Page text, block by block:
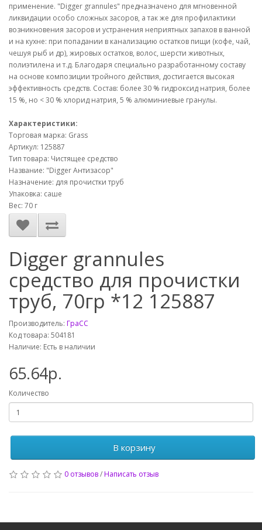
применение. "Digger grannules" предназначено для мгновенной
ликвидации особо сложных засоров, а так же для профилактики
возникновения засоров и устранения неприятных запахов в ванной
и на кухне: при попадании в канализацию остатков пищи (кофе, чай,
чешуя рыб и др), жировых остатков, волос, шерсти животных,
полиэтилена и т.д. Благодаря специально разработанному составу
на основе композиции тройного действия, достигается высокая
эффективность средств. Состав: более 30 % гидроксид натрия, более
15 %, но < 30 % хлорид натрия, 5 % алюминиевые гранулы.
Характеристики:
Торговая марка: Grass
Артикул: 125887
Тип товара: Чистящее средство
Название: "Digger Антизасор"
Назначение: для прочистки труб
Упаковка: саше
Вес: 70 г
Digger grannules
средство для прочистки
труб, 70гр *12 125887
Производитель: ГраСС
Код товара: 504181
Наличие: Есть в наличии
65.64р.
Количество
В корзину
0 отзывов/Написать отзыв